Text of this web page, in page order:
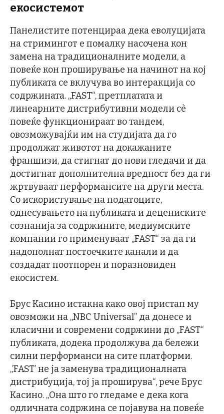
екосистемот
Панелистите потенцираа дека еволуцијата
на стримингот е помалку насочена кон
замена на традиционалните модели, а
повеќе кон проширување на начинот на кој
публиката се вклучува во интеракција со
содржината. „FAST“, претплатата и
линеарните дистрибутивни модели сè
повеќе функционираат во тандем,
овозможувајќи им на студијата да го
продолжат животот на докажаните
франшизи, да стигнат до нови гледачи и да
достигнат дополнителна вредност без да ги
жртвуваат перформансите на други места.
Со искористување на податоците,
однесувањето на публиката и децениските
сознанија за содржините, медиумските
компании го применуваат „FAST“ за да ги
надополнат постоечките канали и да
создадат поотпорен и поразновиден
екосистем.
Брус Касино истакна како овој пристап му
овозможи на „NBC Universal” да донесе и
класични и современи содржини до „FAST“
публиката, додека продолжува да бележи
силни перформанси на сите платформи.
„’FAST’ не ја заменува традиционалната
дистрибуција, тој ја проширува“, рече Брус
Касино. „Она што го гледаме е дека кога
одличната содржина се појавува на повеќе